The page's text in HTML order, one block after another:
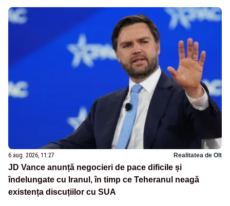
6 aug. 2026, 11:27 Realitatea de Olt
JD Vance anunță negocieri de pace dificile și
îndelungate cu Iranul, în timp ce Teheranul neagă
existența discuțiilor cu SUA